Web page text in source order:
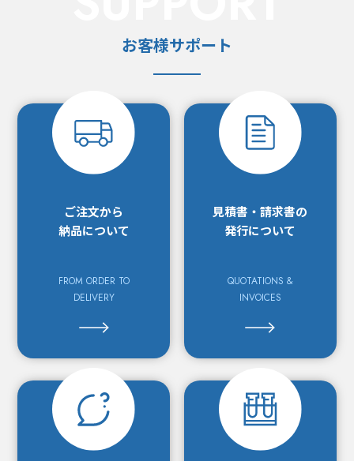
お客様サポート
ご注文から
納品について
FROM ORDER TO
DELIVERY
見積書・請求書の
発行について
QUOTATIONS &
INVOICES